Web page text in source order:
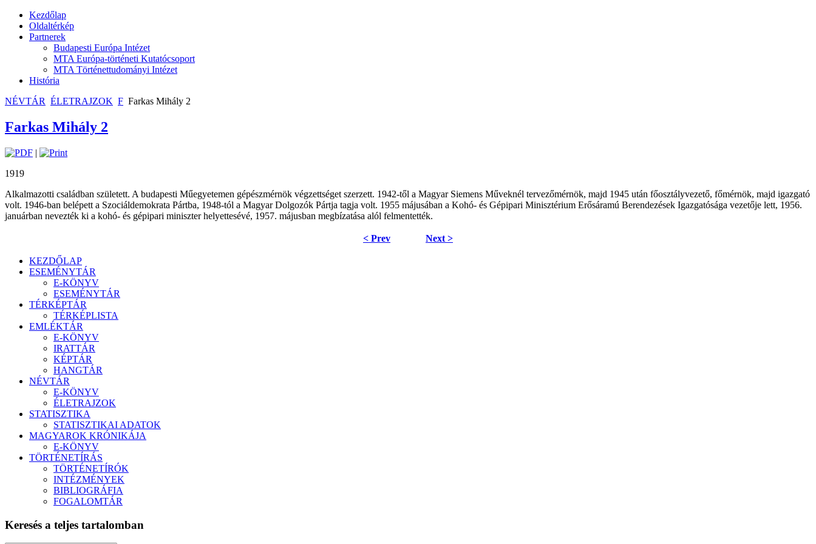
Kezdőlap
Oldaltérkép
Partnerek
Budapesti Európa Intézet
MTA Európa-történeti Kutatócsoport
MTA Történettudományi Intézet
História
NÉVTÁR ÉLETRAJZOK F Farkas Mihály 2
Farkas Mihály 2
|
1919
Alkalmazotti családban született. A budapesti Műegyetemen gépészmérnök végzettséget szerzett. 1942-től a Magyar Siemens Műveknél tervezőmérnök, majd 1945 után főosztályvezető, főmérnök, majd igazgató
volt. 1946-ban belépett a Szociáldemokrata Pártba, 1948-tól a Magyar Dolgozók Pártja tagja volt. 1955 májusában a Kohó- és Gépipari Minisztérium Erősáramú Berendezések Igazgatósága vezetője lett, 1956.
januárban nevezték ki a kohó- és gépipari miniszter helyettesévé, 1957. májusban megbízatása alól felmentették.
< Prev Next >
KEZDŐLAP
ESEMÉNYTÁR
E-KÖNYV
ESEMÉNYTÁR
TÉRKÉPTÁR
TÉRKÉPLISTA
EMLÉKTÁR
E-KÖNYV
IRATTÁR
KÉPTÁR
HANGTÁR
NÉVTÁR
E-KÖNYV
ÉLETRAJZOK
STATISZTIKA
STATISZTIKAI ADATOK
MAGYAROK KRÓNIKÁJA
E-KÖNYV
TÖRTÉNETÍRÁS
TÖRTÉNETÍRÓK
INTÉZMÉNYEK
BIBLIOGRÁFIA
FOGALOMTÁR
Keresés a teljes tartalomban